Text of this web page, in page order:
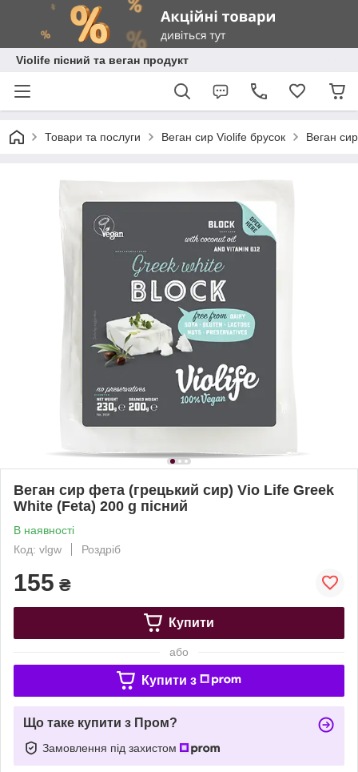
Violife пісний та веган продукт
Товари та послуги Веган сир Violife брусок Веган
Веган сир фета (грецький сир) Vio Life Greek
White (Feta) 200 g пісний
В наявності
Код: vlgw
Роздріб
155 ₴
Купити
або
Купити з
Що таке купити з Пром?
Замовлення під захистом